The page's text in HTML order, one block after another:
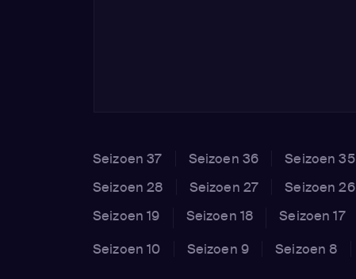
Seizoen 37 Seizoen 36 Seizoen 35
Seizoen 28
Seizoen 27 Seizoen 26
Seizoen 19
Seizoen 18 Seizoen 17
Seizoen 10
Seizoen 9 Seizoen 8